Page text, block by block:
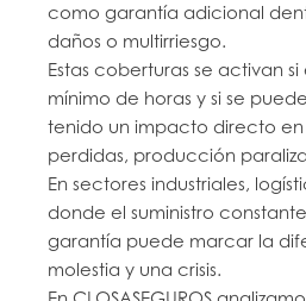
como garantía adicional
daños o multirriesgo.
Estas coberturas se activan
mínimo de horas y si se
tenido un impacto directo
perdidas, producción
En sectores industriales,
donde el suministro
garantía puede marcar la
molestia y una crisis.